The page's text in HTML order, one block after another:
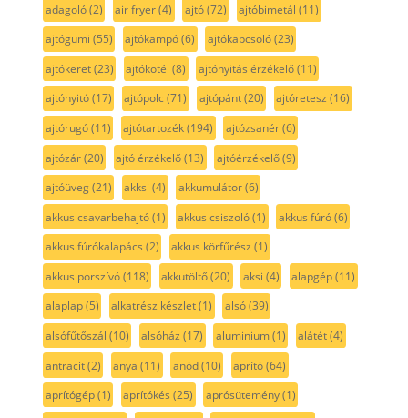
adagoló(2) air fryer(4) ajtó(72) ajtóbimetál (11)
ajtógumi (55) ajtókampó(6) ajtókapcsoló(23)
ajtókeret(23) ajtókötél (8) ajtónyitás érzékelő(11)
ajtónyitó(17) ajtópolc(71) ajtópánt(20) ajtóretesz (16)
ajtórugó(11) ajtótartozék(194) ajtózsanér(6)
ajtózár(20) ajtó érzékelő(13) ajtóérzékelő(9)
ajtóüveg(21) akksi (4) akkumulátor(6)
akkus csavarbehajtó(1) akkus csiszoló(1) akkus fúró(6)
akkus fúrókalapács (2) akkus körfűrész (1)
akkus porszívó(118) akkutöltő(20) aksi (4) alapgép(11)
alaplap(5) alkatrész készlet(1) alsó(39)
alsófűtőszál (10) alsóház (17) aluminium(1) alátét(4)
antracit(2) anya (11) anód(10) aprító(64)
aprítógép(1) aprítókés (25) aprósütemény(1)